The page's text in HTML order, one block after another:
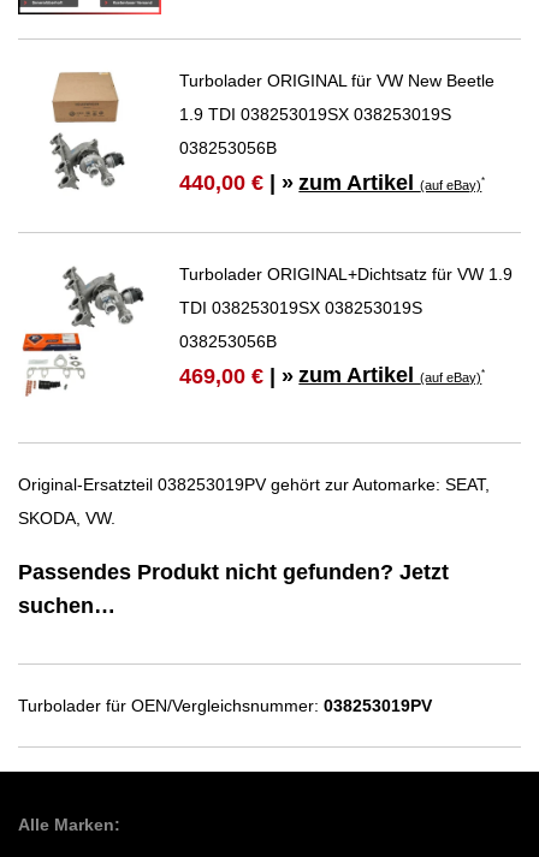
Turbolader ORIGINAL für VW New Beetle
1.9 TDI 038253019SX 038253019S
038253056B
440,00 € | » zum Artikel(auf eBay)*
Turbolader ORIGINAL+Dichtsatz für VW 1.9
TDI 038253019SX 038253019S
038253056B
469,00 € | » zum Artikel(auf eBay)*
Original-Ersatzteil 038253019PV gehört zur Automarke: SEAT,
SKODA, VW.
Passendes Produkt nicht gefunden? Jetzt
suchen…
Turbolader für OEN/Vergleichsnummer: 038253019PV
Alle Marken: